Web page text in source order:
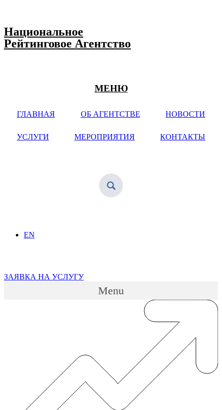
Национальное
Рейтинговое Агентство
МЕНЮ
ГЛАВНАЯ ОБ АГЕНТСТВЕ НОВОСТИ
УСЛУГИ МЕРОПРИЯТИЯ КОНТАКТЫ
EN
ЗАЯВКА НА УСЛУГУ
Menu